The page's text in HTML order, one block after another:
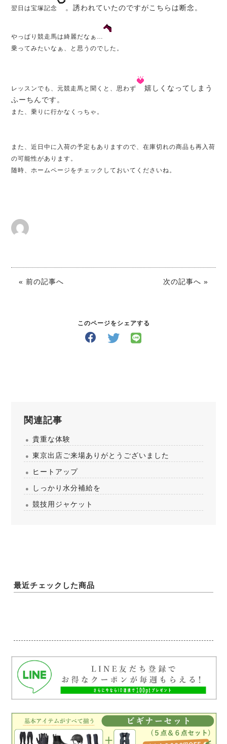
翌日は宝塚記念 。誘われていたのですがこちらは断念。
やっぱり競走馬は綺麗だなぁ…
乗ってみたいなぁ、と思うのでした。
レッスンでも、元競走馬と聞くと、思わず
嬉しくなってしまう
ふーちんです。
また、乗りに行かなくっちゃ。
また、近日中に入荷の予定もありますので、在庫切れの商品も再入荷
の可能性があります。
随時、ホームページをチェックしておいてくださいね。
« 前の記事へ 次の記事へ »
このページをシェアする
関連記事
貴重な体験
東京出店ご来場ありがとうございました
ヒートアップ
しっかり水分補給を
競技用ジャケット
最近チェックした商品